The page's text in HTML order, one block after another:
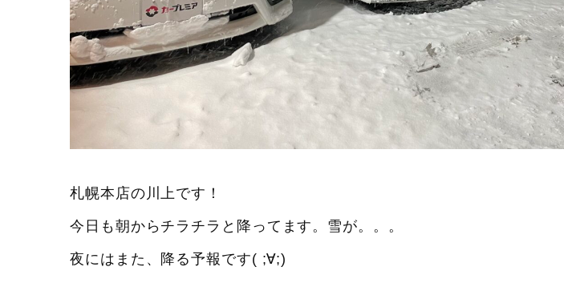
札幌本店の川上です！
今日も朝からチラチラと降ってます。雪が。。。
夜にはまた、降る予報です( ;∀;)